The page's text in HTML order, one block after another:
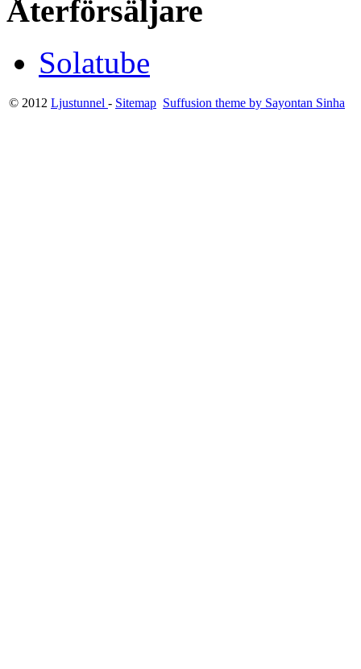
Återförsäljare
Solatube
© 2012 Ljustunnel - Sitemap Suffusion theme by Sayontan Sinha